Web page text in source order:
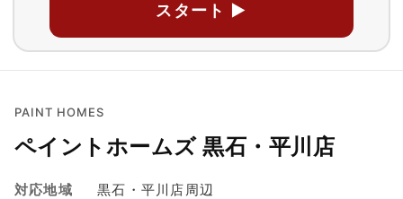
スタート ▶
PAINT HOMES
ペイントホームズ 黒石・平川店
対応地域
黒石・平川店周辺